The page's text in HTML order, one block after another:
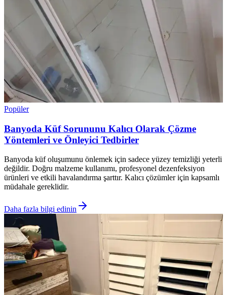
Popüler
Banyoda Küf Sorununu Kalıcı Olarak Çözme
Yöntemleri ve Önleyici Tedbirler
Banyoda küf oluşumunu önlemek için sadece yüzey temizliği yeterli
değildir. Doğru malzeme kullanımı, profesyonel dezenfeksiyon
ürünleri ve etkili havalandırma şarttır. Kalıcı çözümler için kapsamlı
müdahale gereklidir.
Daha fazla bilgi edinin